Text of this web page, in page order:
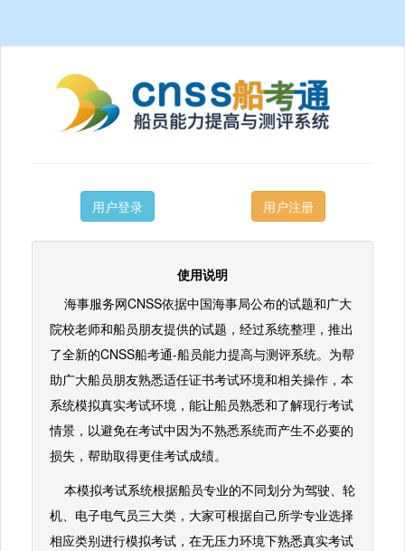
用户登录 用户注册
使用说明
海事服务网CNSS依据中国海事局公布的试题和广大
院校老师和船员朋友提供的试题，经过系统整理，推出
了全新的CNSS船考通-船员能力提高与测评系统。为帮
助广大船员朋友熟悉适任证书考试环境和相关操作，本
系统模拟真实考试环境，能让船员熟悉和了解现行考试
情景，以避免在考试中因为不熟悉系统而产生不必要的
损失，帮助取得更佳考试成绩。
本模拟考试系统根据船员专业的不同划分为驾驶、轮
机、电子电气员三大类，大家可根据自己所学专业选择
相应类别进行模拟考试，在无压力环境下熟悉真实考试